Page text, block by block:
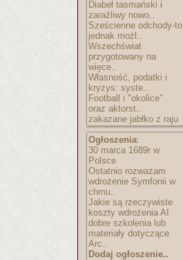
Diabeł tasmański i
zaraźliwy nowo..
Sześcienne odchody-to
jednak możl..
Wszechświat
przygotowany na
więce..
Własność, podatki i
kryzys: syste..
Football i "okolice"
oraz aktorst..
zakazane jabłko z raju
Ogłoszenia:
30 marca 1689r w
Polsce
Ostatnio rozważam
wdrożenie Symfonii w
chmu..
Jakie są rzeczywiste
koszty wdrożenia AI
dobre szkolenia lub
materiały dotyczące
Arc..
Dodaj ogłoszenie..